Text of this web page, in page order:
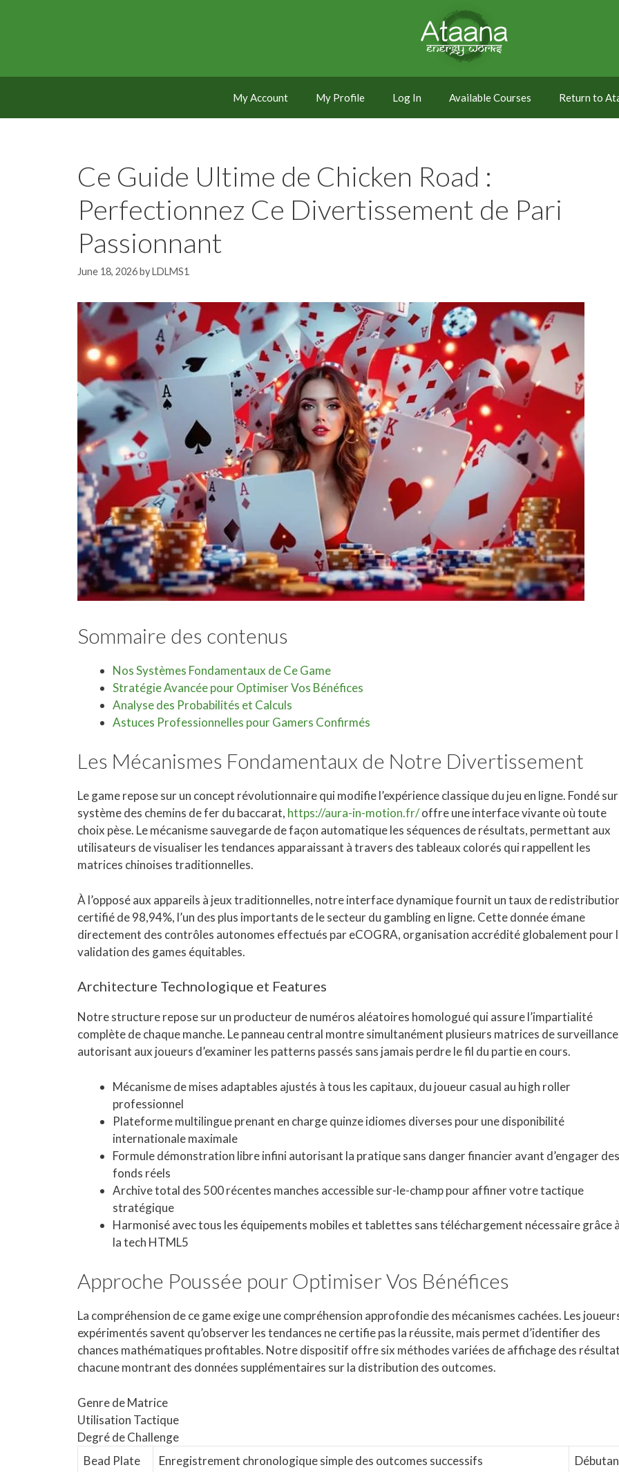
My Account My Profile Log In Available Courses Return to
Ce Guide Ultime de Chicken Road :
Perfectionnez Ce Divertissement de Pari
Passionnant
June 18, 2026byLDLMS1
Sommaire des contenus
Nos Systèmes Fondamentaux de Ce Game
Stratégie Avancée pour Optimiser Vos Bénéfices
Analyse des Probabilités et Calculs
Astuces Professionnelles pour Gamers Confirmés
Les Mécanismes Fondamentaux de Notre Divertissement
Le game repose sur un concept révolutionnaire qui modifie l’expérience classique du jeu en ligne. Fondé
système des chemins de fer du baccarat, https://aura-in-motion.fr/offre une interface vivante où toute
choix pèse. Le mécanisme sauvegarde de façon automatique les séquences de résultats, permettant aux
utilisateurs de visualiser les tendances apparaissant à travers des tableaux colorés qui rappellent les
matrices chinoises traditionnelles.
À l’opposé aux appareils à jeux traditionnelles, notre interface dynamique fournit un taux de
certifié de 98,94%, l’un des plus importants de le secteur du gambling en ligne. Cette donnée émane
directement des contrôles autonomes effectués par eCOGRA, organisation accrédité globalement pour
validation des games équitables.
Architecture Technologique et Features
Notre structure repose sur un producteur de numéros aléatoires homologué qui assure l’impartialité
complète de chaque manche. Le panneau central montre simultanément plusieurs matrices de surveillance
autorisant aux joueurs d’examiner les patterns passés sans jamais perdre le fil du partie en cours.
Mécanisme de mises adaptables ajustés à tous les capitaux, du joueur casual au high roller
professionnel
Plateforme multilingue prenant en charge quinze idiomes diverses pour une disponibilité
internationale maximale
Formule démonstration libre infini autorisant la pratique sans danger financier avant d’engager des
fonds réels
Archive total des 500 récentes manches accessible sur-le-champ pour affiner votre tactique
stratégique
Harmonisé avec tous les équipements mobiles et tablettes sans téléchargement nécessaire grâce
la tech HTML5
Approche Poussée pour Optimiser Vos Bénéfices
La compréhension de ce game exige une compréhension approfondie des mécanismes cachées. Les
expérimentés savent qu’observer les tendances ne certifie pas la réussite, mais permet d’identifier des
chances mathématiques profitables. Notre dispositif offre six méthodes variées de affichage des
chacune montrant des données supplémentaires sur la distribution des outcomes.
Genre de Matrice
Utilisation Tactique
Degré de Challenge
Bead Plate
Enregistrement chronologique simple des outcomes successifs